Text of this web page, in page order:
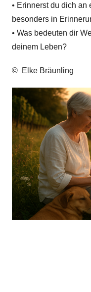
• Erinnerst du dich
besonders in
• Was bedeuten dir
deinem Leben?
© Elke Bräunling